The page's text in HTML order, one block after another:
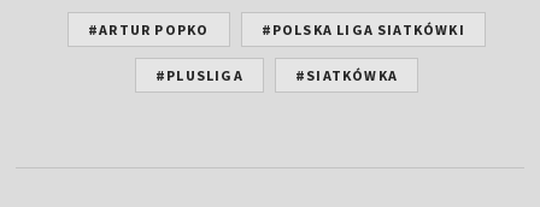
#ARTUR POPKO #POLSKA LIGA SIATKÓWKI
#PLUSLIGA #SIATKÓWKA